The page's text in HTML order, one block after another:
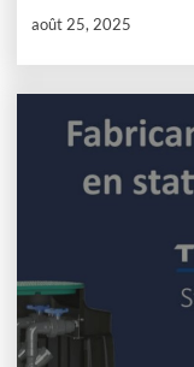
août 25, 2025